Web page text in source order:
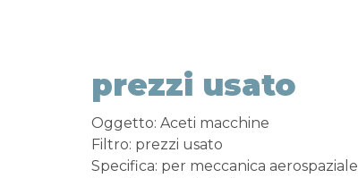
prezzi usato
Oggetto: Aceti macchine
Filtro: prezzi usato
Specifica: per meccanica aerospaziale